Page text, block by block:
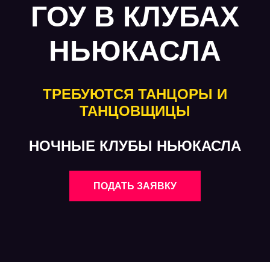
ГОУ В КЛУБАХ
НЬЮКАСЛА
ТРЕБУЮТСЯ ТАНЦОРЫ И
ТАНЦОВЩИЦЫ
НОЧНЫЕ КЛУБЫ НЬЮКАСЛА
ПОДАТЬ ЗАЯВКУ